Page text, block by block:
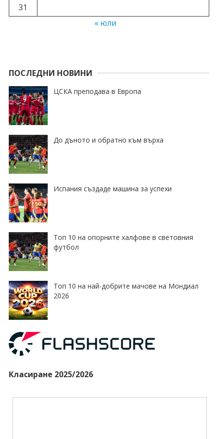
31
« юли
ПОСЛЕДНИ НОВИНИ
ЦСКА преподава в Европа
До дъното и обратно към върха
Испания създаде машина за успехи
Топ 10 на опорните халфове в световния
футбол
Топ 10 на най-добрите мачове на Мондиал
2026
Класиране 2025/2026